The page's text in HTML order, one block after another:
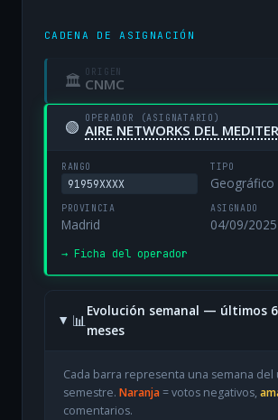
CADENA DE ASIGNACIÓN
🏛 ORIGEN
CNMC
🟢 OPERADOR (ASIGNATARIO)
RANGO
91959XXXX
TIPO
Geográfico
PROVINCIA
Madrid
ASIGNADO
04/09/2025
→ Ficha del operador
📊
Evolución semanal — últimos 6
meses
Cada barra representa una semana del
semestre. Naranja= votos negativos,
comentarios.